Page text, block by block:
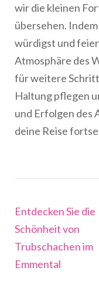
wir die kleinen
übersehen.
würdigst und
Atmosphäre des
für weitere
Haltung pflegen
und Erfolgen des
deine Reise
Entdecken Sie die
Schönheit von
Trubschachen im
Emmental